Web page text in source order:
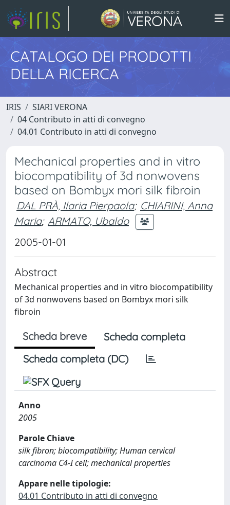
CATALOGO DEI PRODOTTI
DELLA RICERCA
IRIS
SIARI VERONA
04 Contributo in atti di convegno
04.01 Contributo in atti di convegno
Mechanical properties and in vitro
biocompatibility of 3d nonwovens
based on Bombyx mori silk fibroin
DAL PRÀ, Ilaria Pierpaola; CHIARINI, Anna
Maria; ARMATO, Ubaldo
2005-01-01
Abstract
Mechanical properties and in vitro biocompatibility
of 3d nonwovens based on Bombyx mori silk
fibroin
Scheda breve
Scheda completa
Scheda completa (DC)
Anno
2005
Parole Chiave
silk fibron; biocompatibility; Human cervical
carcinoma C4-I cell; mechanical properties
Appare nelle tipologie:
04.01 Contributo in atti di convegno